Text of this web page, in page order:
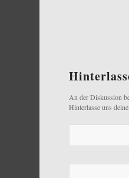
An der Diskussion
Hinterlasse uns